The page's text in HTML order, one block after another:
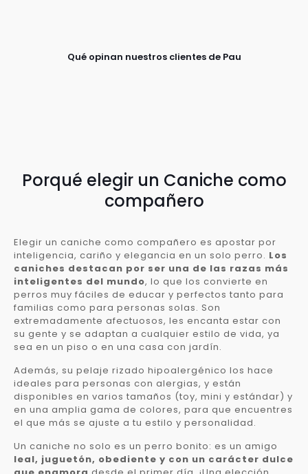
Qué opinan nuestros clientes de Pau
Porqué elegir un Caniche como
compañero
Elegir un caniche como compañero es apostar por
inteligencia, cariño y elegancia en un solo perro. Los
caniches destacan por ser una de las razas más
inteligentes del mundo, lo que los convierte en
perros muy fáciles de educar y perfectos tanto para
familias como para personas solas. Son
extremadamente afectuosos, les encanta estar con
su gente y se adaptan a cualquier estilo de vida, ya
sea en un piso o en una casa con jardín.
Además, su pelaje rizado hipoalergénico los hace
ideales para personas con alergias, y están
disponibles en varios tamaños (toy, mini y estándar) y
en una amplia gama de colores, para que encuentres
el que más se ajuste a tu estilo y personalidad.
Un caniche no solo es un perro bonito: es un amigo
leal, juguetón, obediente y con un carácter dulce